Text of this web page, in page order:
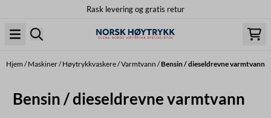
Rask levering og gratis retur
Hjem /Maskiner/Høytrykkvaskere/Varmtvann /Bensin / dieseldrevne varmtvann
Bensin / dieseldrevne varmtvann